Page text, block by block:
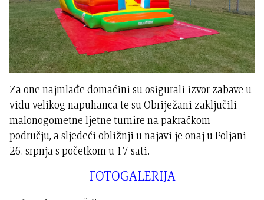
Za one najmlađe domaćini su osigurali izvor zabave u
vidu velikog napuhanca te su Obriježani zaključili
malonogometne ljetne turnire na pakračkom
području, a sljedeći obližnji u najavi je onaj u Poljani
26. srpnja s početkom u 17 sati.
FOTOGALERIJA